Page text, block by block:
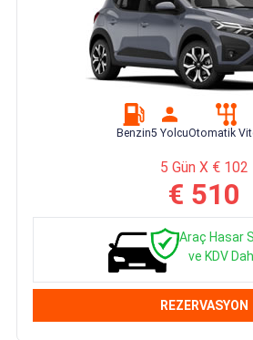
Benzin5 YolcuOtomatik
5 Gün X € 102
€ 510
Araç Hasar
ve KDV
REZERVASYON